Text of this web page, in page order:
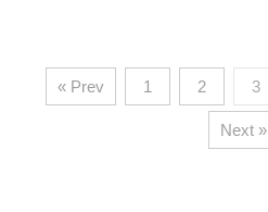
« Prev 1 2 3
Next »